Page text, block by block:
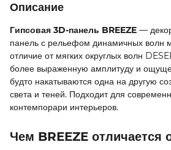
Описание
Гипсовая 3D-панель BREEZE —
панель с рельефом динамичных волн
отличие от мягких округлых волн
более выраженную амплитуду и
будто накатываются одна на другую
света и теней. Подходит для
контемпорари интерьеров.
Чем BREEZE отличается